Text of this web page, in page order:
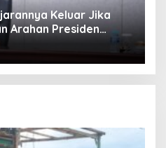
Keluar Jika
Arahan Presiden